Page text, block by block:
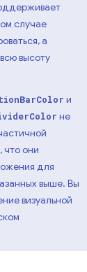
случае
а
высоту
и
не
что они
для
выше. Вы
визуальной